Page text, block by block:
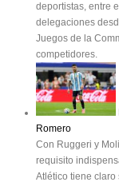
deportistas, entre
delegaciones
Juegos de la
competidores.
Romero
Con Ruggeri y
requisito
Atlético tiene claro